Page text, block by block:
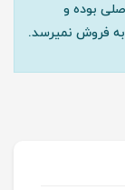
بوده و
به فروش نمیرسد.